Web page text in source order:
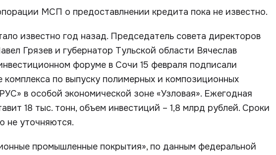
МСП о предоставлнении кредита пока не известно.
известно год назад. Председатель совета директоров
Грязев и губернатор Тульской области Вячеслав
форуме в Сочи 15 февраля подписали
комплекса по выпуску полимерных и композиционных
в особой экономической зоне «Узловая». Ежегодная
18 тыс. тонн, объем инвестиций – 1,8 млрд рублей. Сроки
не уточняются.
промышленные покрытия», по данным федеральной